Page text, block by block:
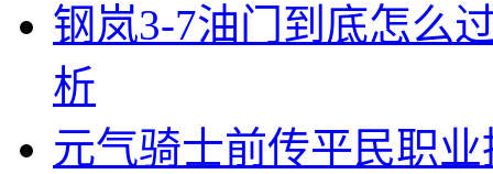
钢岚3-7油门到底怎么
析
元气骑士前传平民职